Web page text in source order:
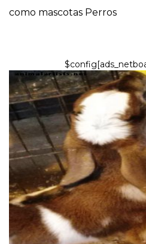
como mascotas Perros
ANIMALES DE GRANJA
Los pros y los
alimentar con
cabra bebé